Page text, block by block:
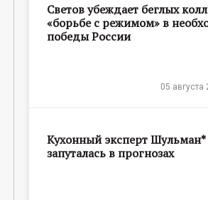
Светов убеждает беглых
«борьбе с режимом» в
победы России
05 августа
Кухонный эксперт Шульман*
запуталась в прогнозах